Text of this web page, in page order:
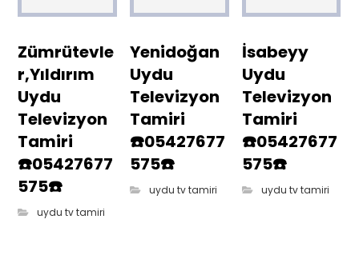
Zümrütevle
r,Yıldırım
Uydu
Televizyon
Tamiri
☎️05427677
575☎️
uydu tv tamiri
Yenidoğan
Uydu
Televizyon
Tamiri
☎️05427677
575☎️
uydu tv tamiri
İsabeyy
Uydu
Televizyon
Tamiri
☎️05427677
575☎️
uydu tv tamiri